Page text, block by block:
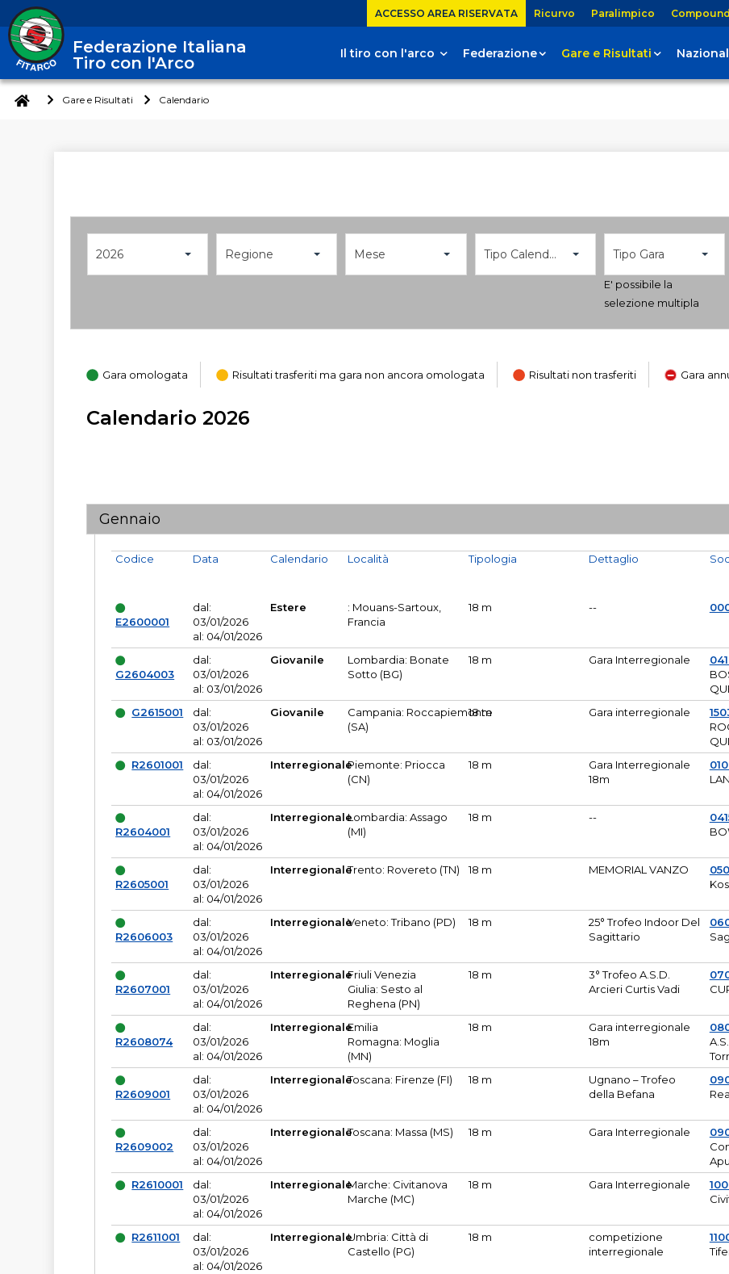
ACCESSO AREA RISERVATA Ricurvo Paralimpico Compound
Federazione Italiana
Tiro con l'Arco
Il tiro con l'arco Federazione Gare e Risultati
Gare e Risultati Calendario
2026 Regione Mese Tipo Calendario Tipo Gara
E' possibile la
selezione multipla
Gara omologata Risultati trasferiti ma gara non ancora omologata Risultati non trasferiti Gara
Calendario 2026
Gennaio
Codice
E2600001
Data
dal:
03/01/2026
al: 04/01/2026
Calendario
Estere
Località
: Mouans-Sartoux,
Francia
Tipologia
18 m
Dettaglio
--
G2604003
dal:
03/01/2026
al: 03/01/2026
Giovanile
Lombardia: Bonate
Sotto (BG)
18 m Gara Interregionale
G2615001
dal:
03/01/2026
al: 03/01/2026
Giovanile
Campania: Roccapiemonte
(SA)
18 m Gara interregionale
R2601001
dal:
03/01/2026
al: 04/01/2026
InterregionalePiemonte: Priocca
(CN)
18 m
Gara Interregionale
18m
R2604001
dal:
03/01/2026
al: 04/01/2026
InterregionaleLombardia: Assago
(MI)
18 m --
R2605001
dal:
03/01/2026
al: 04/01/2026
InterregionaleTrento: Rovereto (TN) 18 m MEMORIAL VANZO
R2606003
dal:
03/01/2026
al: 04/01/2026
InterregionaleVeneto: Tribano (PD) 18 m
25° Trofeo Indoor Del
Sagittario
R2607001
dal:
03/01/2026
al: 04/01/2026
InterregionaleFriuli Venezia
Giulia: Sesto al
Reghena (PN)
18 m
3° Trofeo A.S.D.
Arcieri Curtis Vadi
R2608074
dal:
03/01/2026
al: 04/01/2026
InterregionaleEmilia
Romagna: Moglia
(MN)
18 m
Gara interregionale
18m
R2609001
dal:
03/01/2026
al: 04/01/2026
InterregionaleToscana: Firenze (FI) 18 m
Ugnano – Trofeo
della Befana
R2609002
dal:
03/01/2026
al: 04/01/2026
InterregionaleToscana: Massa (MS) 18 m Gara Interregionale
R2610001
dal:
03/01/2026
al: 04/01/2026
InterregionaleMarche: Civitanova
Marche (MC)
18 m Gara Interregionale
R2611001
dal:
03/01/2026
al: 04/01/2026
InterregionaleUmbria: Città di
Castello (PG)
18 m
competizione
interregionale